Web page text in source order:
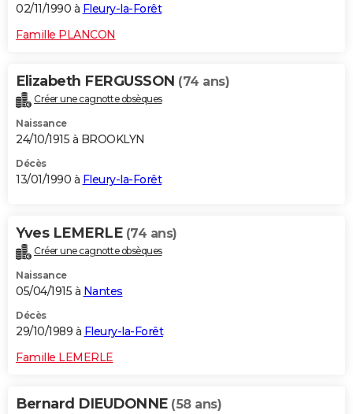
02/11/1990 à Fleury-la-Forêt
Famille PLANCON
Elizabeth FERGUSSON (74 ans)
Créer une cagnotte obsèques
Naissance
24/10/1915 à BROOKLYN
Décès
13/01/1990 à Fleury-la-Forêt
Yves LEMERLE (74 ans)
Créer une cagnotte obsèques
Naissance
05/04/1915 à Nantes
Décès
29/10/1989 à Fleury-la-Forêt
Famille LEMERLE
Bernard DIEUDONNE (58 ans)